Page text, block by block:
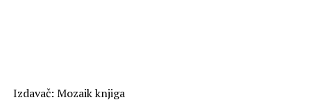
Izdavač: Mozaik knjiga